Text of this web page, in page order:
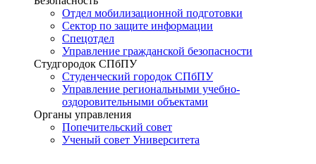
Отдел мобилизационной подготовки
Сектор по защите информации
Спецотдел
Управление гражданской безопасности
Студгородок СПбПУ
Студенческий городок СПбПУ
Управление региональными учебно-
оздоровительными объектами
Органы управления
Попечительский совет
Ученый совет Университета